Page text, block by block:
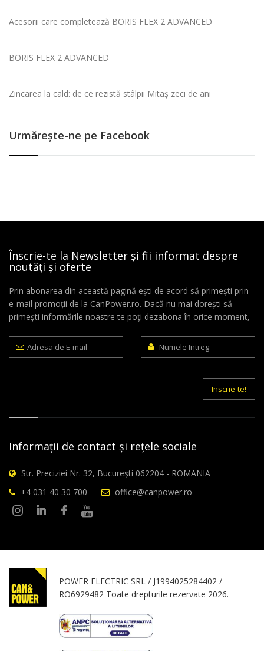
Acesorii care completează BORIS FLEX 2 ADVANCED
BORIS FLEX 2 ADVANCED
Zincarea la cald: de ce rezistă stâlpii Mitaș zeci de ani
Urmăreşte-ne pe Facebook
Înscrie-te la Newsletter și fii informat despre
noutăți și oferte
Prin abonarea din această pagină ești de acord să primești prin
e-mail promoții de la CanPower.ro. Dacă nu mai dorești să
primești informările noastre te poți dezabona în orice moment,
Adresa
de
Numele
Intreg
Inscrie-te!
Informații de contact și rețele sociale
Str. Preciziei Nr. 32, București 062204 - ROMANIA
+4 031 40 30 700
office@canpower.ro
POWER ELECTRIC SRL / J1994025284402 /
RO6929482 Toate drepturile rezervate 2026.